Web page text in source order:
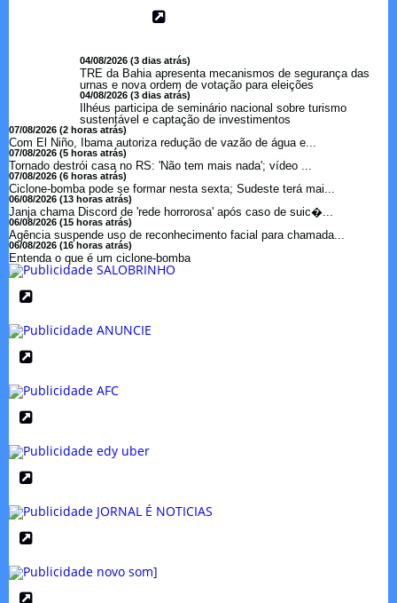
04/08/2026 (3 dias atrás)
TRE da Bahia apresenta mecanismos de segurança das
urnas e nova ordem de votação para eleições
04/08/2026 (3 dias atrás)
Ilhéus participa de seminário nacional sobre turismo
sustentável e captação de investimentos
07/08/2026 (2 horas atrás)
Com El Niño, Ibama autoriza redução de vazão de água e...
07/08/2026 (5 horas atrás)
Tornado destrói casa no RS: 'Não tem mais nada'; vídeo ...
07/08/2026 (6 horas atrás)
Ciclone-bomba pode se formar nesta sexta; Sudeste terá mai...
06/08/2026 (13 horas atrás)
Janja chama Discord de 'rede horrorosa' após caso de suic�...
06/08/2026 (15 horas atrás)
Agência suspende uso de reconhecimento facial para chamada...
06/08/2026 (16 horas atrás)
Entenda o que é um ciclone-bomba